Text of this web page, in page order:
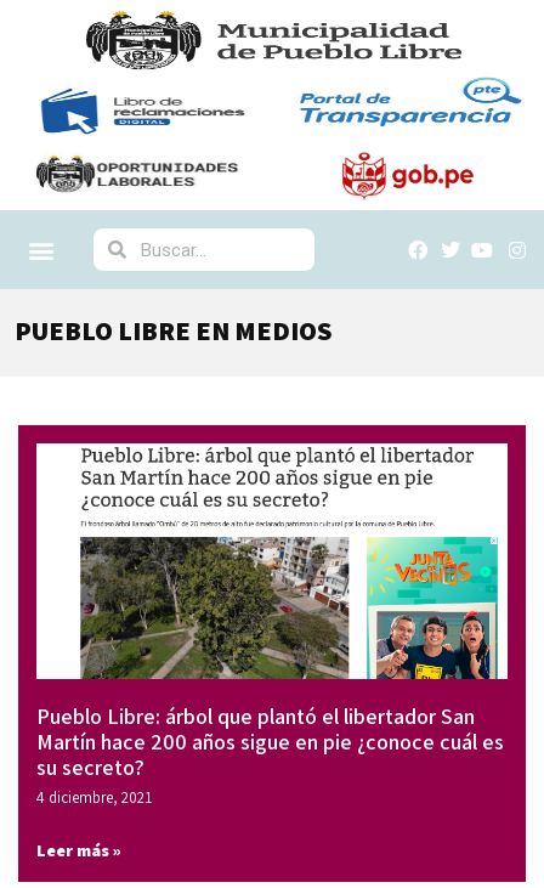
PUEBLO LIBRE EN MEDIOS
Pueblo Libre: árbol que plantó el libertador San
Martín hace 200 años sigue en pie ¿conoce cuál es
su secreto?
4 diciembre, 2021
Leer más »